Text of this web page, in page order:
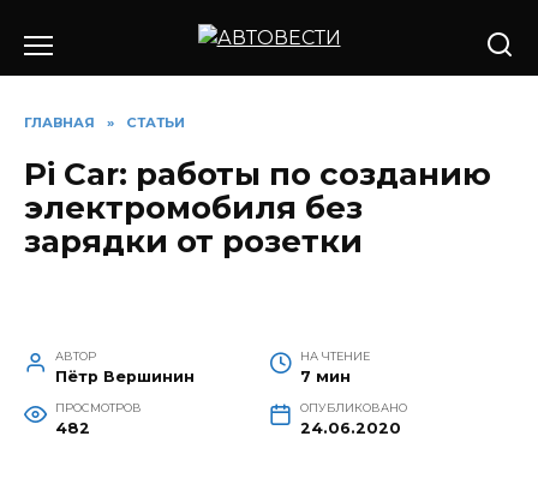
содержанию
ГЛАВНАЯ » СТАТЬИ
Pi Car: работы по созданию
электромобиля без
зарядки от розетки
АВТОР
Пётр Вершинин
НА ЧТЕНИЕ
7 мин
ПРОСМОТРОВ
482
ОПУБЛИКОВАНО
24.06.2020